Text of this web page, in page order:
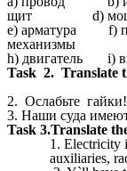
щит d)
e) арматура f)
механизмы
h) двигатель i)
Task 2.
2. Ослабьте гайки!
3. Наши суда
Task 3.Translate
1. Electricity
auxiliaries,